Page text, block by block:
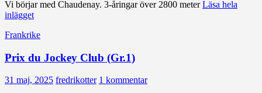
Vi börjar med Chaudenay. 3-åringar över 2800 meter Läsa hela
inlägget
Frankrike
Prix du Jockey Club (Gr.1)
31 maj, 2025 fredrikotter 1 kommentar